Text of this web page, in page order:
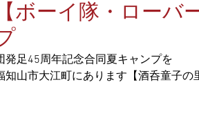
【ボーイ隊・ローバ
発足45周年記念合同夏キャンプを
知山市大江町にあります【酒呑童子の